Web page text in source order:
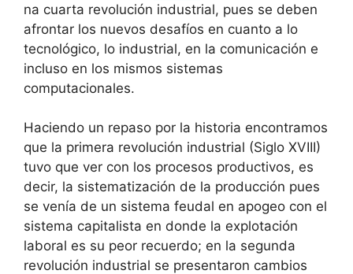
na cuarta revolución industrial, pues se deben
afrontar los nuevos desafíos en cuanto a lo
tecnológico, lo industrial, en la comunicación e
incluso en los mismos sistemas
computacionales.
Haciendo un repaso por la historia encontramos
que la primera revolución industrial (Siglo XVIII)
tuvo que ver con los procesos productivos, es
decir, la sistematización de la producción pues
se venía de un sistema feudal en apogeo con el
sistema capitalista en donde la explotación
laboral es su peor recuerdo; en la segunda
revolución industrial se presentaron cambios